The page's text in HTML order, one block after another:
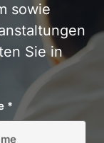
sowie
Sie in
*